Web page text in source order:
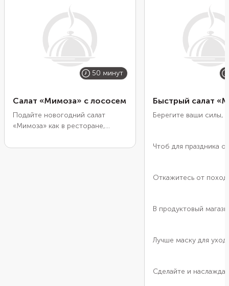
50 минут
Салат «Мимоза» с лососем
Подайте новогодний салат
«Мимоза» как в ресторане,
лосося, яичных белков и
Быстрый салат
Берегите ваши силы,
Чтоб для праздника
Откажитесь от
В продуктовый
Лучше маску для
Сделайте и